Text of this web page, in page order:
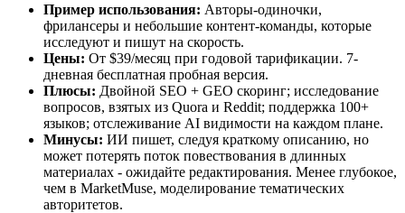
Пример использования: Авторы-одиночки,
фрилансеры и небольшие контент-команды, которые
исследуют и пишут на скорость.
Цены: От $39/месяц при годовой тарификации. 7-
дневная бесплатная пробная версия.
Плюсы: Двойной SEO + GEO скоринг; исследование
вопросов, взятых из Quora и Reddit; поддержка 100+
языков; отслеживание AI видимости на каждом плане.
Минусы: ИИ пишет, следуя краткому описанию, но
может потерять поток повествования в длинных
материалах - ожидайте редактирования. Менее глубокое,
чем в MarketMuse, моделирование тематических
авторитетов.